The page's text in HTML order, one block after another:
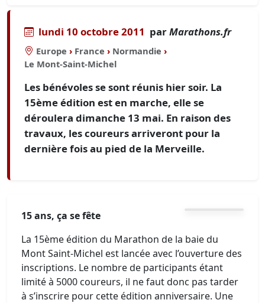
lundi 10 octobre 2011 parMarathons.fr
Europe › France › Normandie ›
Le Mont-Saint-Michel
Les bénévoles se sont réunis hier soir. La
15ème édition est en marche, elle se
déroulera dimanche 13 mai. En raison des
travaux, les coureurs arriveront pour la
dernière fois au pied de la Merveille.
15 ans, ça se fête
La 15ème édition du Marathon de la baie du
Mont Saint-Michel est lancée avec l’ouverture des
inscriptions. Le nombre de participants étant
limité à 5000 coureurs, il ne faut donc pas tarder
à s’inscrire pour cette édition anniversaire. Une